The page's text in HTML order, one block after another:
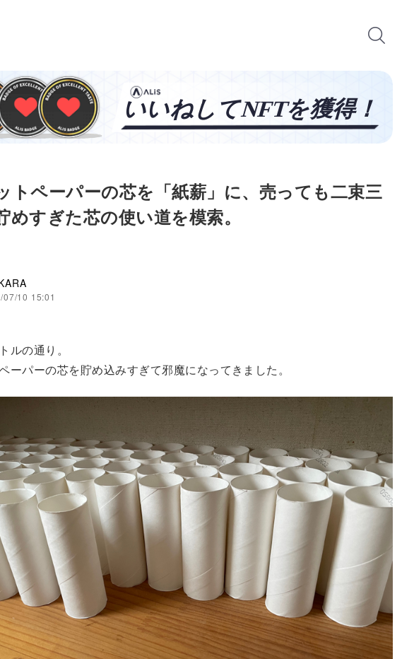
トペーパーの芯を「紙薪」に、売っても二束三
めすぎた芯の使い道を模索。
07/10 15:01
ルの通り。
ーパーの芯を貯め込みすぎて邪魔になってきました。